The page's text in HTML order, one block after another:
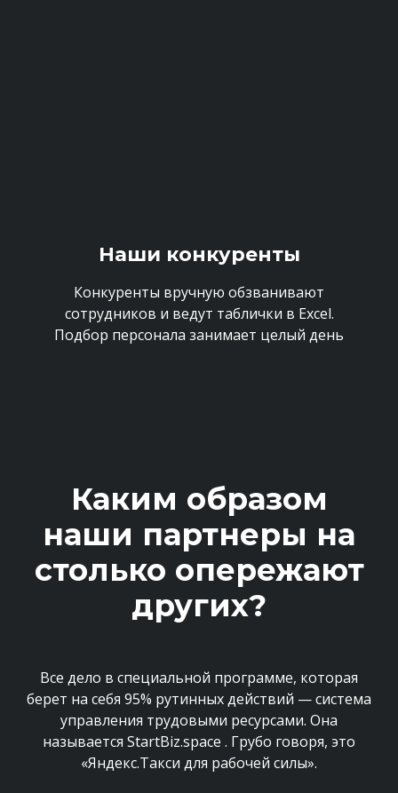
Наши конкуренты
Конкуренты вручную обзванивают
сотрудников и ведут таблички в Excel.
Подбор персонала занимает целый день
Каким образом
наши партнеры на
столько опережают
других?
Все дело в специальной программе, которая
берет на себя 95% рутинных действий — система
управления трудовыми ресурсами. Она
называется StartBiz.space . Грубо говоря, это
«Яндекс.Такси для рабочей силы».